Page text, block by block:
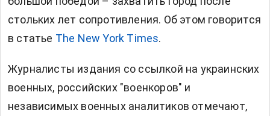
стольких лет сопротивления. Об этом говорится
в статье The New York Times.
Журналисты издания со ссылкой на украинских
военных, российских "военкоров" и
независимых военных аналитиков отмечают,